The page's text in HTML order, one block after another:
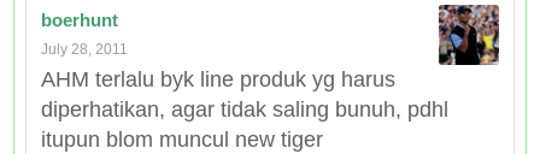
boerhunt
July 28, 2011
AHM terlalu byk line produk yg harus
diperhatikan, agar tidak saling bunuh, pdhl
itupun blom muncul new tiger